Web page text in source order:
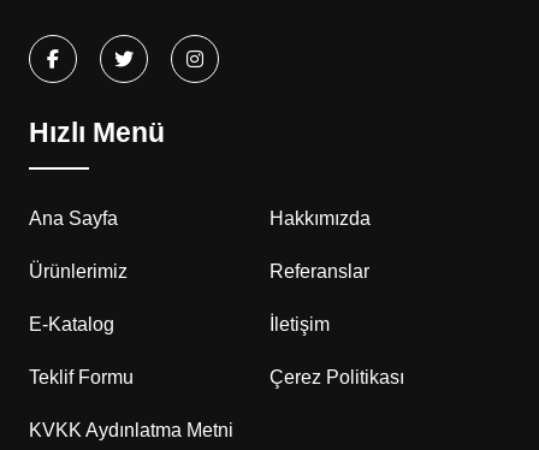
Hızlı Menü
Ana Sayfa Hakkımızda
Ürünlerimiz Referanslar
E-Katalog İletişim
Teklif Formu Çerez Politikası
KVKK Aydınlatma Metni